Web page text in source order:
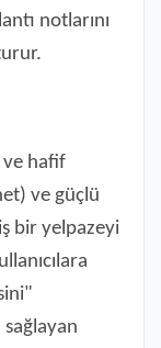
notlarını
ve hafif
ve güçlü
bir yelpazeyi